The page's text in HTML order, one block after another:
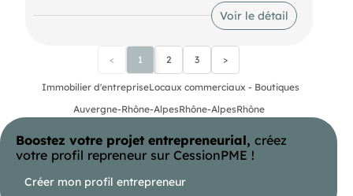
métalliques. Convient à de nombreuses activités
commerciales ou de services. Location pure.
Voir le détail
< 1 2 3 >
Immobilier d'entrepriseLocaux commerciaux - Boutiques
Auvergne-Rhône-AlpesRhône-AlpesRhône
Boostez votre projet entrepreneurial, créez
votre profil repreneur sur CessionPME !
Créer mon profil entrepreneur